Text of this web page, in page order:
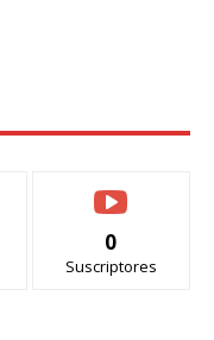
0
Suscriptores